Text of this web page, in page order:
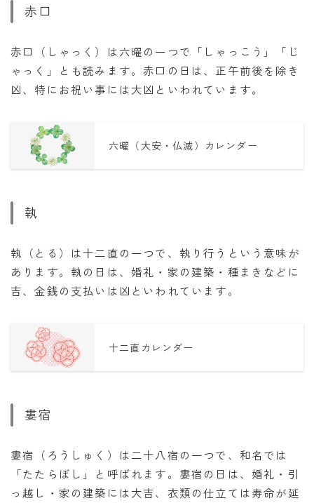
赤口
赤口（しゃっく）は六曜の一つで「しゃっこう」「じ
ゃっく」とも読みます。赤口の日は、正午前後を除き
凶、特にお祝い事には大凶といわれています。
六曜（大安・仏滅）カレンダー
執
執（とる）は十二直の一つで、執り行うという意味が
あります。執の日は、婚礼・家の建築・種まきなどに
吉、金銭の支払いは凶といわれています。
十二直カレンダー
婁宿
婁宿（ろうしゅく）は二十八宿の一つで、和名では
「たたらぼし」と呼ばれます。婁宿の日は、婚礼・引
っ越し・家の建築には大吉、衣類の仕立ては寿命が延